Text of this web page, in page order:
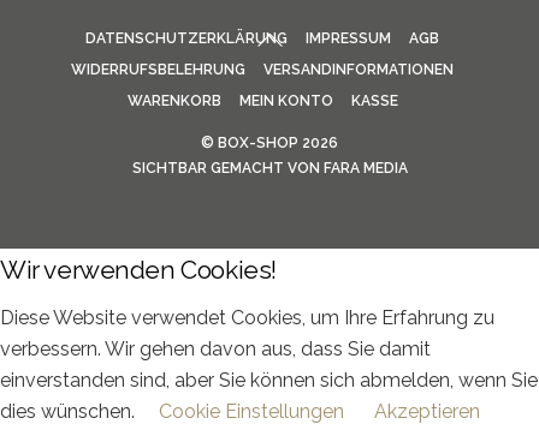
BACK
TO
TOP
DATENSCHUTZERKLÄRUNG IMPRESSUM
AGB
WIDERRUFSBELEHRUNG
VERSANDINFORMATIONEN
WARENKORB
MEIN KONTO KASSE
© BOX-SHOP 2026
SICHTBAR GEMACHT VON FARA MEDIA
Wir verwenden Cookies!
Diese Website verwendet Cookies, um Ihre Erfahrung zu
verbessern. Wir gehen davon aus, dass Sie damit
einverstanden sind, aber Sie können sich abmelden, wenn Sie
dies wünschen.
Cookie Einstellungen
Akzeptieren